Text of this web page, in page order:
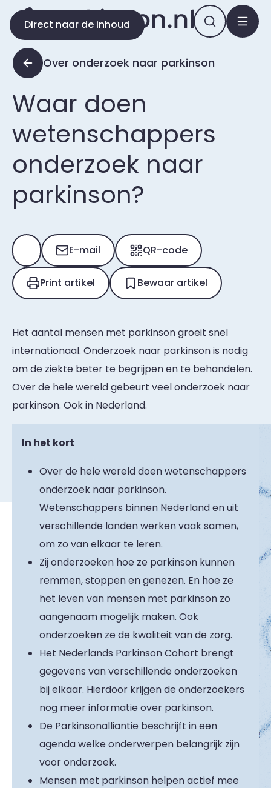
Direct naar de inhoud
Over onderzoek naar parkinson
Waar doen
wetenschappers
onderzoek naar
parkinson?
E-mail QR-code
Print artikel Bewaar artikel
Het aantal mensen met parkinson groeit snel
internationaal. Onderzoek naar parkinson is nodig
om de ziekte beter te begrijpen en te behandelen.
Over de hele wereld gebeurt veel onderzoek naar
parkinson. Ook in Nederland.
In het kort
Over de hele wereld doen wetenschappers
onderzoek naar parkinson.
Wetenschappers binnen Nederland en uit
verschillende landen werken vaak samen,
om zo van elkaar te leren.
Zij onderzoeken hoe ze parkinson kunnen
remmen, stoppen en genezen. En hoe ze
het leven van mensen met parkinson zo
aangenaam mogelijk maken. Ook
onderzoeken ze de kwaliteit van de zorg.
Het Nederlands Parkinson Cohort brengt
gegevens van verschillende onderzoeken
bij elkaar. Hierdoor krijgen de onderzoekers
nog meer informatie over parkinson.
De Parkinsonalliantie beschrijft in een
agenda welke onderwerpen belangrijk zijn
voor onderzoek.
Mensen met parkinson helpen actief mee